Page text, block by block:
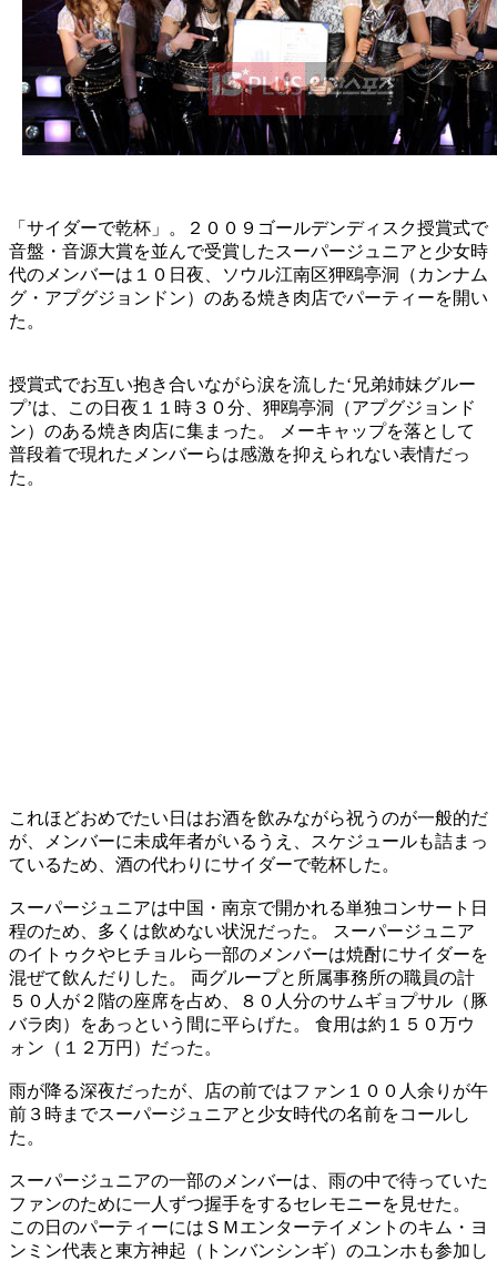
「サイダーで乾杯」。２００９ゴールデンディスク授賞式で
音盤・音源大賞を並んで受賞したスーパージュニアと少女時
代のメンバーは１０日夜、ソウル江南区狎鴎亭洞（カンナム
グ・アプグジョンドン）のある焼き肉店でパーティーを開い
た。
授賞式でお互い抱き合いながら涙を流した‘兄弟姉妹グルー
プ’は、この日夜１１時３０分、狎鴎亭洞（アプグジョンド
ン）のある焼き肉店に集まった。 メーキャップを落として
普段着で現れたメンバーらは感激を抑えられない表情だっ
た。
これほどおめでたい日はお酒を飲みながら祝うのが一般的だ
が、メンバーに未成年者がいるうえ、スケジュールも詰まっ
ているため、酒の代わりにサイダーで乾杯した。
スーパージュニアは中国・南京で開かれる単独コンサート日
程のため、多くは飲めない状況だった。 スーパージュニア
のイトゥクやヒチョルら一部のメンバーは焼酎にサイダーを
混ぜて飲んだりした。 両グループと所属事務所の職員の計
５０人が２階の座席を占め、８０人分のサムギョプサル（豚
バラ肉）をあっという間に平らげた。 食用は約１５０万ウ
ォン（１２万円）だった。
雨が降る深夜だったが、店の前ではファン１００人余りが午
前３時までスーパージュニアと少女時代の名前をコールし
た。
スーパージュニアの一部のメンバーは、雨の中で待っていた
ファンのために一人ずつ握手をするセレモニーを見せた。
この日のパーティーにはＳＭエンターテイメントのキム・ヨ
ンミン代表と東方神起（トンバンシンギ）のユンホも参加し